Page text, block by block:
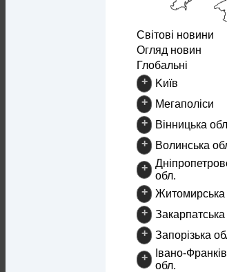
Світові новини
Огляд новин
Глобальні
+
Kиїв
+
Mегаполіси
+
Вінницька
+
Волинська
+
обл.
+
Житомирська
+
Закарпатська
+
Запорізька
+
Івано-
обл.